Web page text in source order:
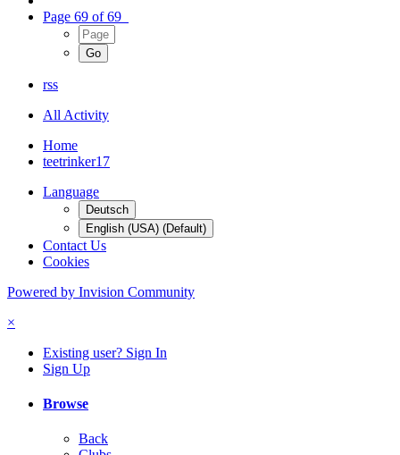
Page 69 of 69
rss
All Activity
Home
teetrinker17
Language
Deutsch
English (USA) (Default)
Contact Us
Cookies
Powered by Invision Community
×
Existing user? Sign In
Sign Up
Browse
Back